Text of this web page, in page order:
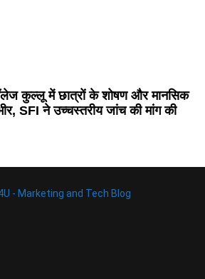
कुल्लू में छात्रों के शोषण और मानसिक
SFI ने उच्चस्तरीय जांच की मांग की
- Marketing and Tech Blog